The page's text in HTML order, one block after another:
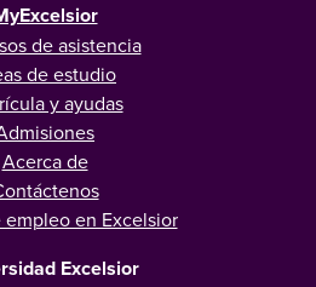
de asistencia
de estudio
y ayudas
Acerca de
empleo en Excelsior
Excelsior